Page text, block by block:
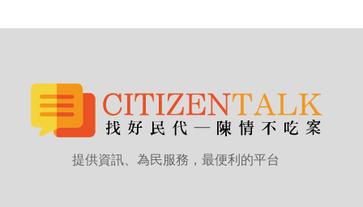
提供資訊、為民服務，最便利的平台